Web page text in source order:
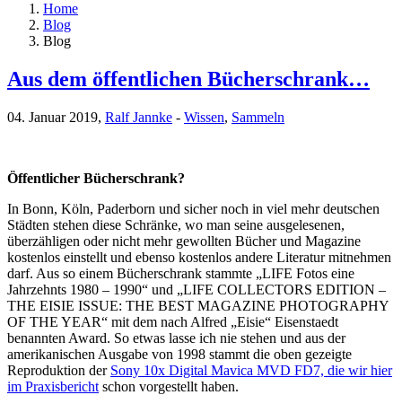
Home
Blog
Blog
Aus dem öffentlichen Bücherschrank…
04. Januar 2019, Ralf Jannke - Wissen, Sammeln
Öffentlicher Bücherschrank?
In Bonn, Köln, Paderborn und sicher noch in viel mehr deutschen
Städten stehen diese Schränke, wo man seine ausgelesenen,
überzähligen oder nicht mehr gewollten Bücher und Magazine
kostenlos einstellt und ebenso kostenlos andere Literatur mitnehmen
darf. Aus so einem Bücherschrank stammte „LIFE Fotos eine
Jahrzehnts 1980 – 1990“ und „LIFE COLLECTORS EDITION –
THE EISIE ISSUE: THE BEST MAGAZINE PHOTOGRAPHY
OF THE YEAR“ mit dem nach Alfred „Eisie“ Eisenstaedt
benannten Award. So etwas lasse ich nie stehen und aus der
amerikanischen Ausgabe von 1998 stammt die oben gezeigte
Reproduktion der Sony 10x Digital Mavica MVD FD7, die wir hier
im Praxisbericht schon vorgestellt haben.